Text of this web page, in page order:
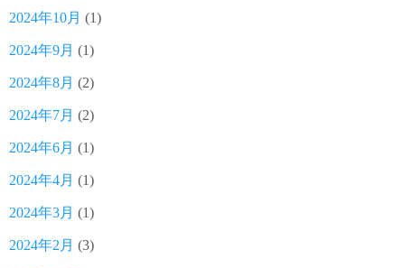
2024年10月 (1)
2024年9月 (1)
2024年8月 (2)
2024年7月 (2)
2024年6月 (1)
2024年4月 (1)
2024年3月 (1)
2024年2月 (3)